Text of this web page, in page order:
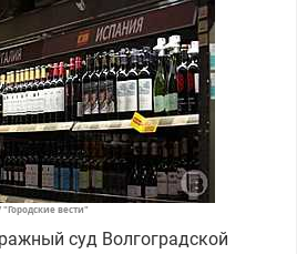
вести"
суд Волгоградской